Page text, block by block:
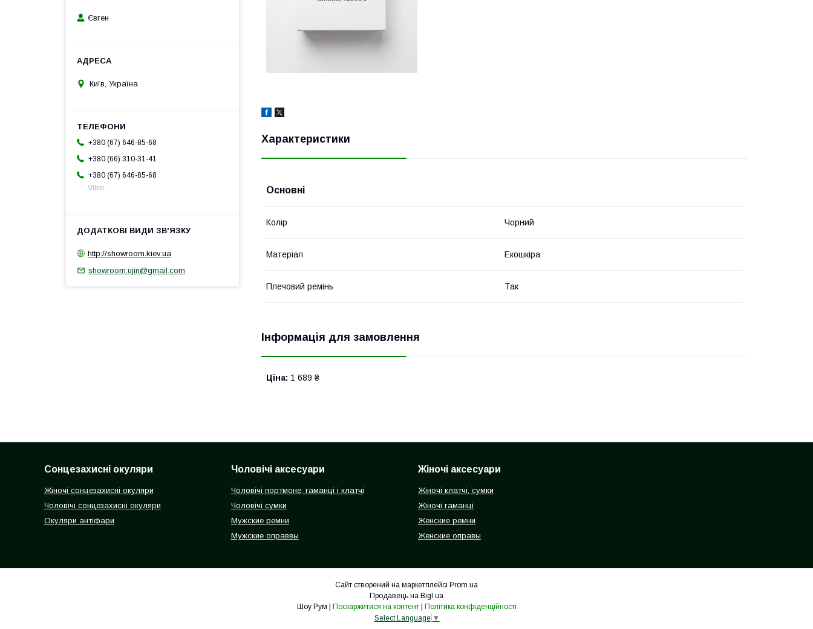
Характеристики
Основні
Колір Чорний
Матеріал Екошкіра
Плечовий ремінь Так
Інформація для замовлення
Ціна: 1 689 ₴
Євген
Київ, Україна
+380 (67) 646-85-68
+380 (66) 310-31-41
+380 (67) 646-85-68
Viber
http://showroom.kiev.ua
showroom.ujin@gmail.com
Сонцезахисні окуляри
Жіночі сонцезахисні окуляри
Чоловічі сонцезахисні окуляри
Окуляри антіфари
Чоловічі аксесуари
Чоловічі портмоне, гаманці і клатчі
Чоловічі сумки
Мужские ремни
Мужские оправвы
Жіночі аксесуари
Жіночі клатчі, сумки
Жіночі гаманці
Женские ремни
Женские оправы
Сайт створений на маркетплейсі Prom.ua
Продавець на Bigl.ua
Поскаржитися на контент
Політика конфіденційності
Select Language ▼